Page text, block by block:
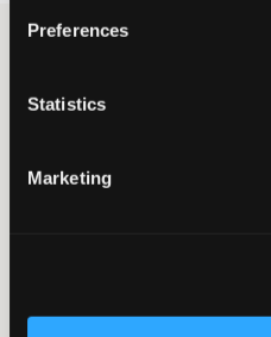
Preferences
Statistics
Marketing
Zwart T-shirt van Lyle & Scott.
ronde halslijn en een normale
perfect is om in de garderobe te
Ronde halslijn
Normale pasvorm